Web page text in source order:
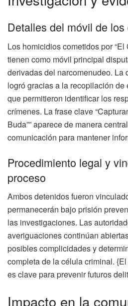
Detalles del móvil de
Los homicidios cometidos por “El
tienen como móvil principal
derivadas del narcomenudeo. La
logró gracias a la recopilación
que permitieron identificar los
crímenes. La frase clave
Buda”” aparece de manera
comunicación para mantener
Procedimiento legal y
proceso
Ambos detenidos fueron
permanecerán bajo prisión
las investigaciones. Las
averiguaciones continúan
posibles complicidades y
completa de la célula criminal.
es clave para prevenir futuros
Impacto en la